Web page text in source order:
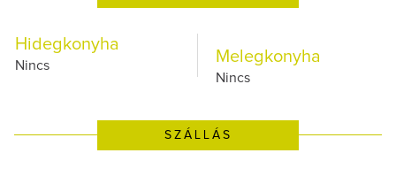
Hidegkonyha
Nincs Melegkonyha
Nincs
SZÁLLÁS